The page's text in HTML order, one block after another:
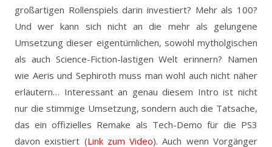
großartigen Rollenspiels darin investiert? Mehr als 100?
Und wer kann sich nicht an die mehr als gelungene
Umsetzung dieser eigentümlichen, sowohl mytholgischen
als auch Science-Fiction-lastigen Welt erinnern? Namen
wie Aeris und Sephiroth muss man wohl auch nicht näher
erläutern… Interessant an genau diesem Intro ist nicht
nur die stimmige Umsetzung, sondern auch die Tatsache,
das ein offizielles Remake als Tech-Demo für die PS3
davon existiert (Link zum Video). Auch wenn Vorgänger